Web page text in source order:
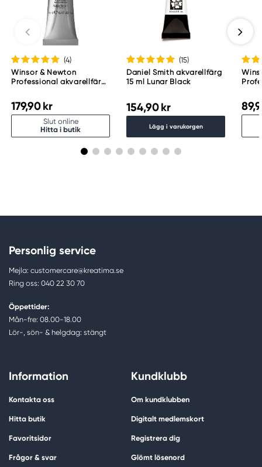
(4)
Winsor & Newton
Professional akvarellfärg
179,90 kr
Slut online
Hitta i butik
(15)
Daniel Smith akvarellfärg
15 ml Lunar Black
154,90 kr
Lägg i varukorgen
537
Personlig service
Mejla: customercare@kreatima.se
Ring oss: 040 22 30 70
Öppettider:
Mån-fre: 08.00-18.00
Lör-, sön- & helgdag: stängt
Information
Kontakta oss
Hitta butik
Favoritsidor
Frågor & svar
Kundklubb
Om kundklubben
Digitalt medlemskort
Registrera dig
Glömt lösenord